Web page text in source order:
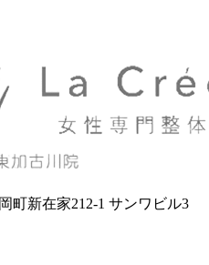
町新在家212-1 サンワビル3